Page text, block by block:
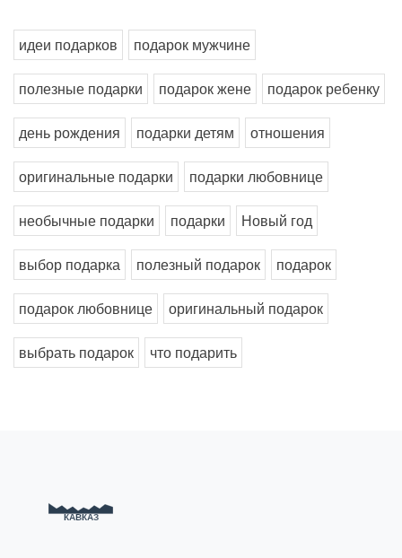
идеи подарков подарок мужчине
полезные подарки подарок жене подарок ребенку
день рождения подарки детям отношения
оригинальные подарки подарки любовнице
необычные подарки подарки Новый год
выбор подарка полезный подарок подарок
подарок любовнице оригинальный подарок
выбрать подарок что подарить